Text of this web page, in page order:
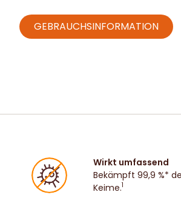
GEBRAUCHSINFORMATION
Wirkt umfassend
Bekämpft 99,9 %*
Keime.1